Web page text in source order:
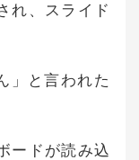
れ、スライド
」と言われた
ードが読み込